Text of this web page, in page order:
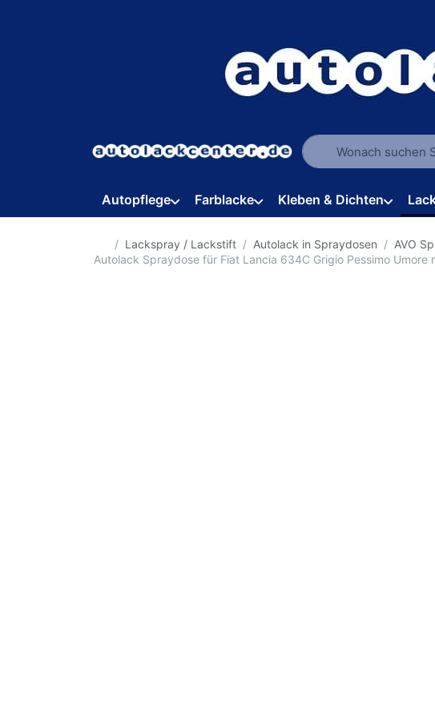
Geben Sie einen
Autopflege Farblacke Kleben & Dichten
Startseite
Lackspray / Lackstift Autolack in Spraydosen AVO
Autolack Spraydose für Fiat Lancia 634C Grigio Pessimo